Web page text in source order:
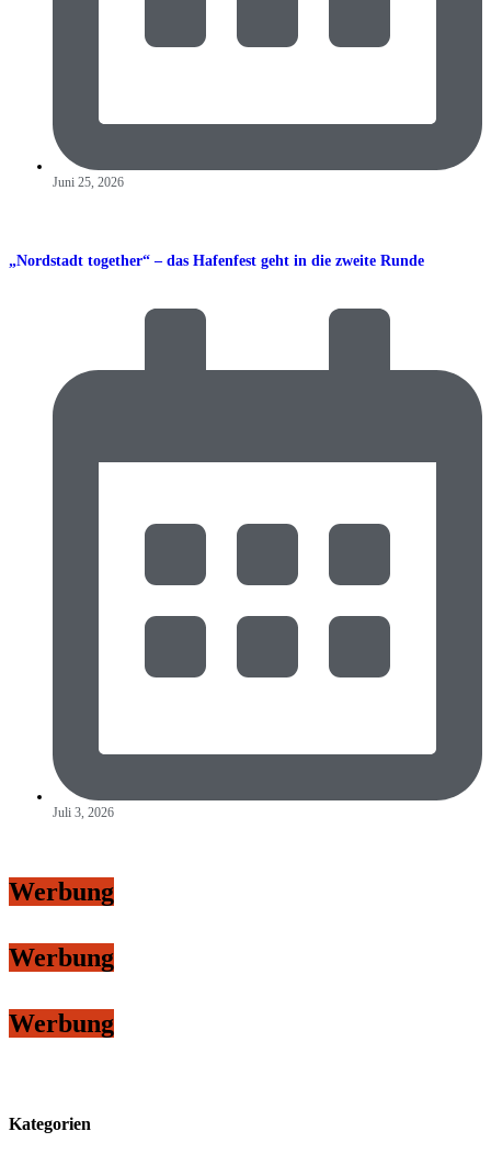
Juni 25, 2026
„Nordstadt together“ – das Hafenfest geht in die zweite Runde
Juli 3, 2026
Werbung
Werbung
Werbung
Kategorien